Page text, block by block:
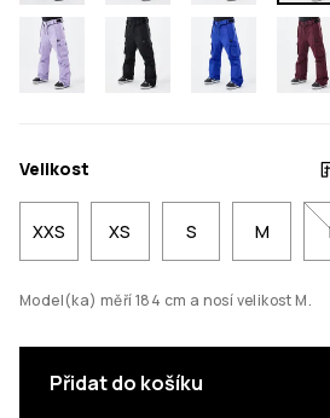
Velikost
XXS XS S M
Model(ka) měří 184 cm a nosí velikost M.
Přidat do košíku